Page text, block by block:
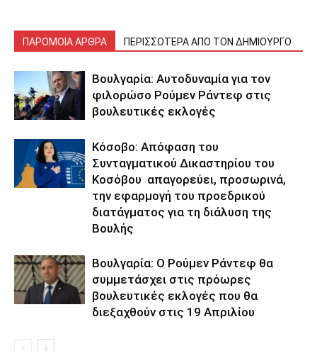
ΠΑΡΟΜΟΙΑ ΑΡΘΡΑ ΠΕΡΙΣΣΟΤΕΡΑ ΑΠΟ ΤΟΝ ΔΗΜΙΟΥΡΓΟ
Βουλγαρία: Αυτοδυναμία για τον
φιλορώσο Ρούμεν Ράντεφ στις
βουλευτικές εκλογές
Κόσοβο: Απόφαση του
Συνταγματικού Δικαστηρίου του
Κοσόβου απαγορεύει, προσωρινά,
την εφαρμογή του προεδρικού
διατάγματος για τη διάλυση της
Βουλής
Βουλγαρία: Ο Ρούμεν Ράντεφ θα
συμμετάσχει στις πρόωρες
βουλευτικές εκλογές που θα
διεξαχθούν στις 19 Απριλίου